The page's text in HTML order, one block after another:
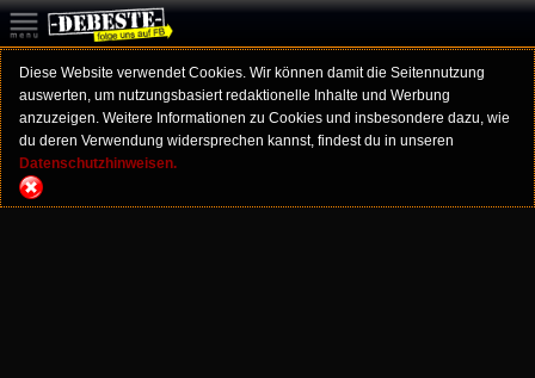
Diese Website verwendet Cookies. Wir können damit die Seitennutzung
auswerten, um nutzungsbasiert redaktionelle Inhalte und Werbung
anzuzeigen. Weitere Informationen zu Cookies und insbesondere dazu, wie
du deren Verwendung widersprechen kannst, findest du in unseren
Datenschutzhinweisen.